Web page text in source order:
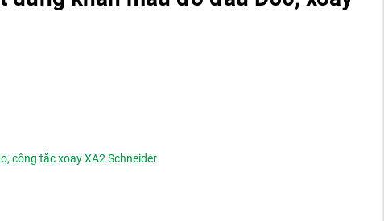
công tắc xoay XA2 Schneider